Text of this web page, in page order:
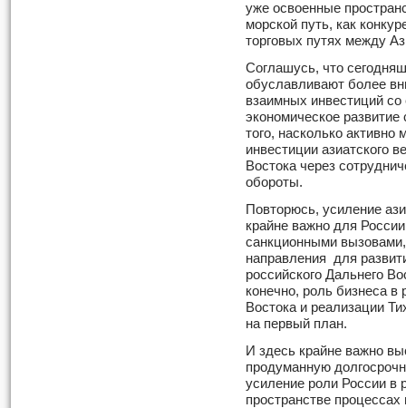
уже освоенные
морской путь, как
торговых путях между
Соглашусь, что
обуславливают более
взаимных инвестиций
экономическое
того, насколько
инвестиции азиатского
Востока через
обороты.
Повторюсь, усиление
крайне важно для
санкционными
направления для
российского Дальнего
конечно, роль бизнеса в
Востока и реализации
на первый план.
И здесь крайне важно
продуманную
усиление роли России в
пространстве процессах